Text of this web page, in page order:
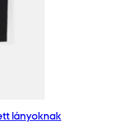
lányoknak